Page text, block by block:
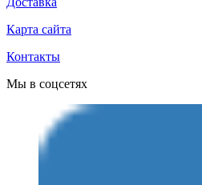
Карта сайта
Контакты
Мы в соцсетях